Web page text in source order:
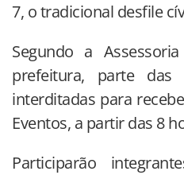
7, o tradicional desfile
Segundo a
prefeitura, parte
interditadas para
Eventos, a partir das 8
Participarão